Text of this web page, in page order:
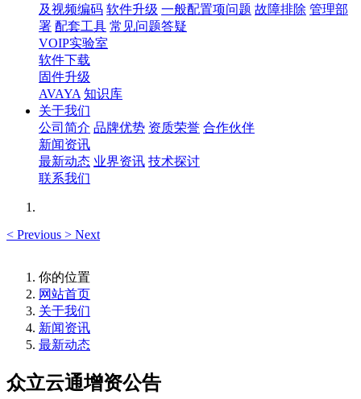
及视频编码 软件升级 一般配置项问题 故障排除 管理部
署 配套工具 常见问题答疑
VOIP实验室
软件下载
固件升级
AVAYA 知识库
关于我们
公司简介 品牌优势 资质荣誉 合作伙伴
新闻资讯
最新动态 业界资讯 技术探讨
联系我们
< Previous > Next
你的位置
网站首页
关于我们
新闻资讯
最新动态
众立云通增资公告